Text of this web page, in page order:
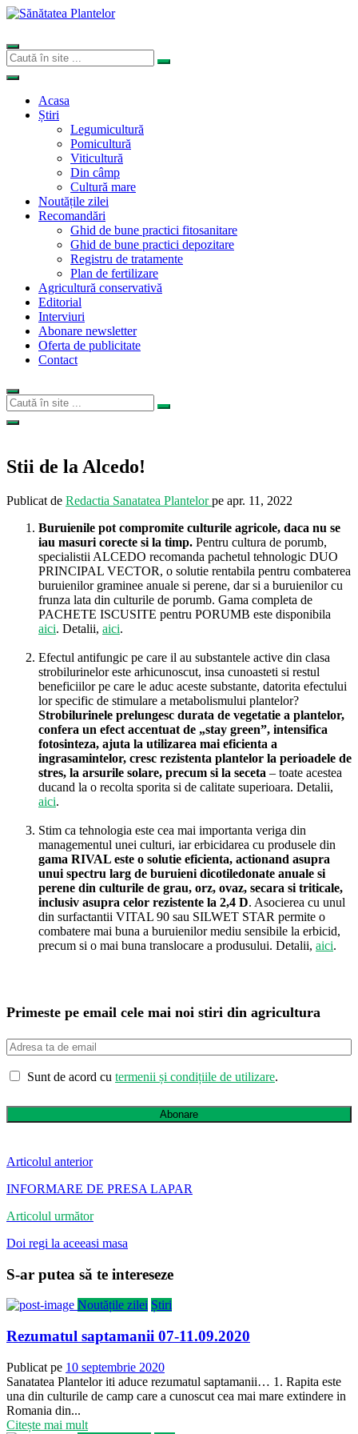
Acasa
Știri
Legumicultură
Pomicultură
Viticultură
Din câmp
Cultură mare
Noutățile zilei
Recomandări
Ghid de bune practici fitosanitare
Ghid de bune practici depozitare
Registru de tratamente
Plan de fertilizare
Agricultură conservativă
Editorial
Interviuri
Abonare newsletter
Oferta de publicitate
Contact
Stii de la Alcedo!
Publicat de Redactia Sanatatea Plantelorpe apr. 11, 2022
Buruienile pot compromite culturile agricole, daca nu se
iau masuri corecte si la timp. Pentru cultura de porumb,
specialistii ALCEDO recomanda pachetul tehnologic DUO
PRINCIPAL VECTOR, o solutie rentabila pentru combaterea
buruienilor graminee anuale si perene, dar si a buruienilor cu
frunza lata din culturile de porumb. Gama completa de
PACHETE ISCUSITE pentru PORUMB este disponibila
aici. Detalii, aici.
Efectul antifungic pe care il au substantele active din clasa
strobilurinelor este arhicunoscut, insa cunoasteti si restul
beneficiilor pe care le aduc aceste substante, datorita efectului
lor specific de stimulare a metabolismului plantelor?
Strobilurinele prelungesc durata de vegetatie a plantelor,
confera un efect accentuat de „stay green”, intensifica
fotosinteza, ajuta la utilizarea mai eficienta a
ingrasamintelor, cresc rezistenta plantelor la perioadele de
stres, la arsurile solare, precum si la seceta – toate acestea
ducand la o recolta sporita si de calitate superioara. Detalii,
aici.
Stim ca tehnologia este cea mai importanta veriga din
managementul unei culturi, iar erbicidarea cu produsele din
gama RIVAL este o solutie eficienta, actionand asupra
unui spectru larg de buruieni dicotiledonate anuale si
perene din culturile de grau, orz, ovaz, secara si triticale,
inclusiv asupra celor rezistente la 2,4 D. Asocierea cu unul
din surfactantii VITAL 90 sau SILWET STAR permite o
combatere mai buna a buruienilor mediu sensibile la erbicid,
precum si o mai buna translocare a produsului. Detalii, aici.
Primeste pe email cele mai noi stiri din agricultura
Sunt de acord cu termenii și condițiile de utilizare.
Abonare
Articolul anterior
INFORMARE DE PRESA LAPAR
Articolul următor
Doi regi la aceeasi masa
S-ar putea să te intereseze
Noutățile zilei Știri
Rezumatul saptamanii 07-11.09.2020
Publicat pe 10 septembrie 2020
Sanatatea Plantelor iti aduce rezumatul saptamanii… 1. Rapita este
una din culturile de camp care a cunoscut cea mai mare extindere in
Romania din...
Citește mai mult